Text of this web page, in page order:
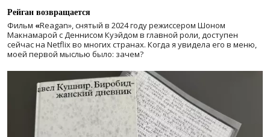
Рейган возвращается
Фильм «Reagan», снятый в 2024 годурежиссером Шоном
Макнамарой с Деннисом Куэйдом в главной роли, доступен
сейчас на Netflix во многих странах. Когда я увидела его в меню,
моей первой мыслью было: зачем?